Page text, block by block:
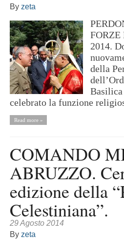
By zeta
FORZE
2014.
della
celebrato la funzione
Read more »
COMANDO
ABRUZZO.
edizione della
Celestiniana”.
29 Agosto 2014
By zeta